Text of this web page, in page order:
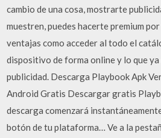
cambio de una cosa, mostrarte
muestren, puedes hacerte premium
ventajas como acceder al todo el
dispositivo de forma online y lo que ya
publicidad. Descarga Playbook Apk
Android Gratis Descargar gratis
descarga comenzará
botón de tu plataforma… Ve a la